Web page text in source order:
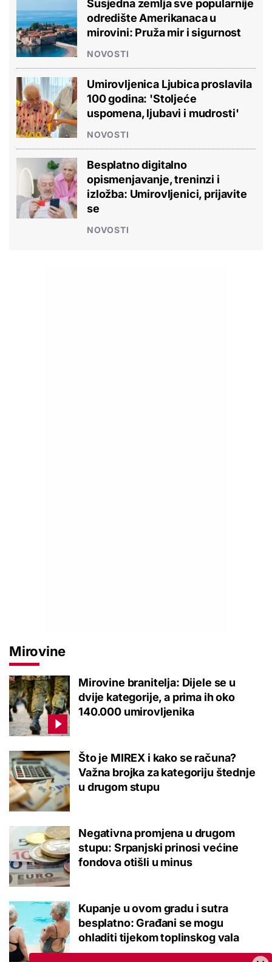
Susjedna zemlja sve popularnije
odredište Amerikanaca u
mirovini: Pruža mir i sigurnost
NOVOSTI
Umirovljenica Ljubica proslavila
100 godina: 'Stoljeće
uspomena, ljubavi i mudrosti'
NOVOSTI
Besplatno digitalno
opismenjavanje, treninzi i
izložba: Umirovljenici, prijavite
se
NOVOSTI
Mirovine
Mirovine branitelja: Dijele se u
dvije kategorije, a prima ih oko
140.000 umirovljenika
Što je MIREX i kako se računa?
Važna brojka za kategoriju štednje
u drugom stupu
Negativna promjena u drugom
stupu: Srpanjski prinosi većine
fondova otišli u minus
Kupanje u ovom gradu i sutra
besplatno: Građani se mogu
ohladiti tijekom toplinskog vala